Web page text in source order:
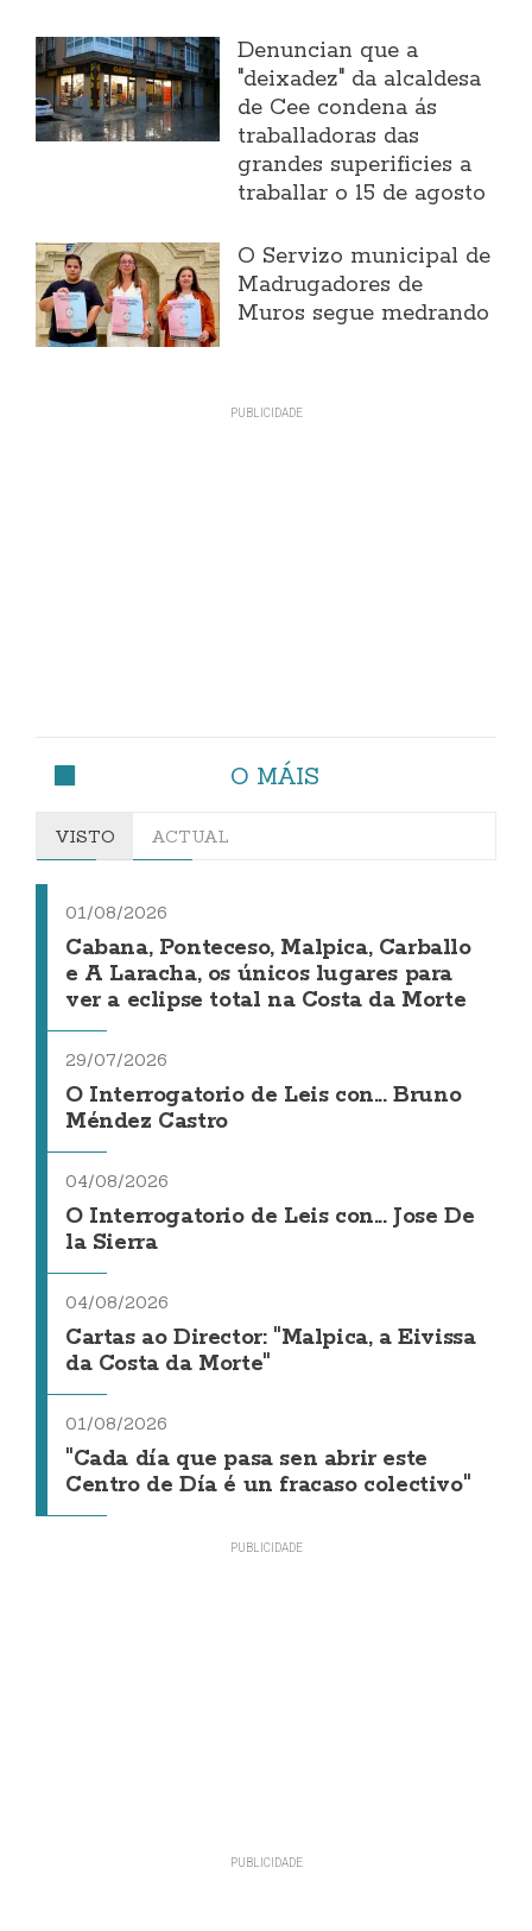
Denuncian que a
"deixadez" da alcaldesa
de Cee condena ás
traballadoras das
grandes superificies a
traballar o 15 de agosto
O Servizo municipal de
Madrugadores de
Muros segue medrando
O MÁIS
VISTO ACTUAL
01/08/2026
Cabana, Ponteceso, Malpica, Carballo
e A Laracha, os únicos lugares para
ver a eclipse total na Costa da Morte
29/07/2026
O Interrogatorio de Leis con... Bruno
Méndez Castro
04/08/2026
O Interrogatorio de Leis con... Jose De
la Sierra
04/08/2026
Cartas ao Director: "Malpica, a Eivissa
da Costa da Morte"
01/08/2026
"Cada día que pasa sen abrir este
Centro de Día é un fracaso colectivo"